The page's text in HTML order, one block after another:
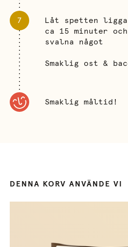
Låt spetten
ca 15 minuter
svalna något
Smaklig ost &
Smaklig måltid!
DENNA KORV ANVÄNDE VI